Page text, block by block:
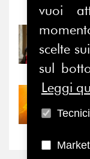
31/07/
il
30/07/
vuoi
scelte
sul
Leggi
Tecnici